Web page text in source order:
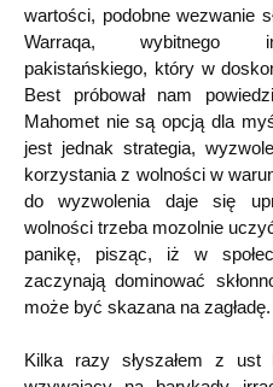
wartości, podobne wezwanie
Warraqa, wybitnego
pakistańskiego, który w
Best próbował nam
Mahomet nie są opcją dla
jest jednak strategia,
korzystania z wolności w
do wyzwolenia daje się
wolności trzeba mozolnie
panikę, pisząc, iż w
zaczynają dominować
może być skazana na zagładę.
Kilka razy słyszałem z ust